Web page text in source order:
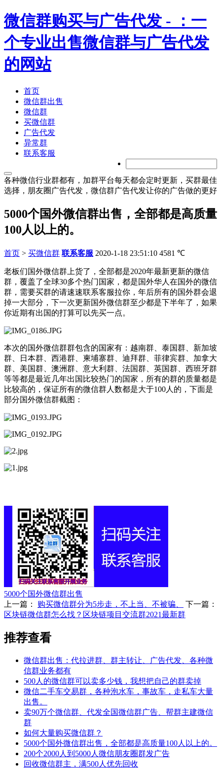
微信群购买与广告代发 - ：一
个专业出售微信群与广告代发
的网站
首页
微信群出售
微信群
买微信群
广告代发
异常群
联系客服
各种微信行业群都有，加群平台每天都会定时更新，买群最佳
选择，朋友圈广告代发，微信群广告代发让你的广告做的更好
5000个国外微信群出售，全部都是高质量
100人以上的。
首页 > 买微信群 联系客服 2020-1-18 23:51:10 4581 ℃
老板们国外微信群上货了，全部都是2020年最新更新的微信
群，覆盖了全球30多个热门国家，都是国外华人在国外的微信
群，需要买群的请速速联系客服拉你，年后所有的国外群会退
掉一大部分，下一次更新国外微信群至少都是下半年了，如果
你近期有出国的打算可以先买一点。
本次的国外微信群群包含的国家有：越南群、泰国群、新加坡
群、日本群、西港群、柬埔寨群、迪拜群、菲律宾群、加拿大
群、美国群、澳洲群、意大利群、法国群、英国群、西班牙群
等等都是最近几年出国比较热门的国家，所有的群的质量都是
比较高的，保证所有的微信群人数都是大于100人的，下面是
部分国外微信群截图：
5000个国外微信群出售
上一篇： 购买微信群分为5步走，不上当、不被骗、
下一篇：
区块链微信群怎么找？区块链项目交流群2021最新群
推荐查看
微信群出售：代拉进群、群主转让、广告代发、各种微
信群业务都有
500人的微信群可以卖多少钱，我想把自己的群卖掉
微信二手车交易群，各种泡水车，事故车，走私车大量
出售。
卖90万个微信群、代发全国微信群广告、帮群主建微信
群
如何大量购买微信群？
5000个国外微信群出售，全部都是高质量100人以上的。
200个2000人到5000人微信朋友圈群发广告
回收微信群主，满500人优先回收